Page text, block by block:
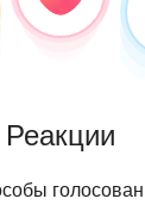
Реакции